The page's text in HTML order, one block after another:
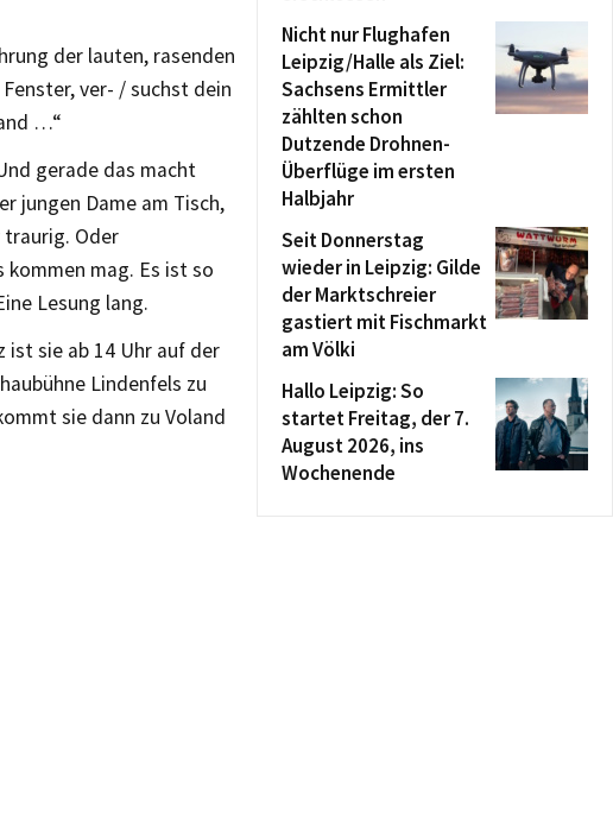
der lauten, rasenden
ver- / suchst dein
…“
gerade das macht
jungen Dame am Tisch,
Oder
mag. Es ist so
Lesung lang.
ist sie ab 14 Uhr auf der
Lindenfels zu
sie dann zu Voland
Nicht nur Flughafen
Leipzig/Halle als Ziel:
Sachsens Ermittler
zählten schon
Dutzende Drohnen-
Überflüge im ersten
Halbjahr
Seit Donnerstag
wieder in Leipzig: Gilde
der Marktschreier
gastiert mit Fischmarkt
am Völki
Hallo Leipzig: So
startet Freitag, der 7.
August 2026, ins
Wochenende